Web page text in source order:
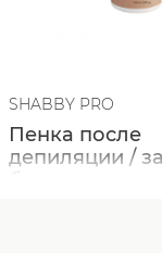
SHABBY PRO
Пенка после
депиляции /